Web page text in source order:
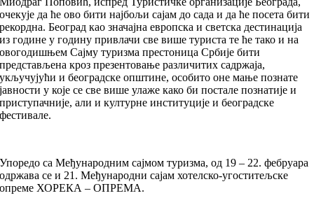
очекује да ће ово бити најбољи сајам до сада и да ће посета бити
рекордна. Београд као значајна европска и светска дестинација
из године у годину привлачи све више туриста те ће тако и на
овогодишњем Сајму туризма престоница Србије бити
представљена кроз презентовање различитих садржаја,
укључујући и београдске општине, особито оне мање познате
јавности у које се све више улаже како би постале познатије и
приступачније, али и културне институције и београдске
фестивале.
Упоредо са Међународним сајмом туризма, од 19 – 22. фебруара
одржава се и 21. Међународни сајам хотелско-угоститељске
опреме ХОРЕКА – ОПРЕМА.